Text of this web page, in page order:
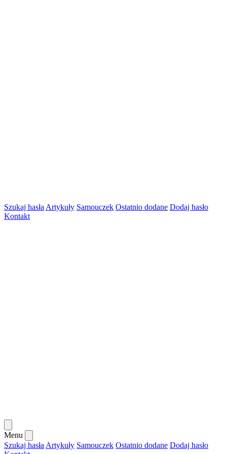
Szukaj hasła Artykuły Samouczek Ostatnio dodane Dodaj hasło
Kontakt
Menu
Szukaj hasła Artykuły Samouczek Ostatnio dodane Dodaj hasło